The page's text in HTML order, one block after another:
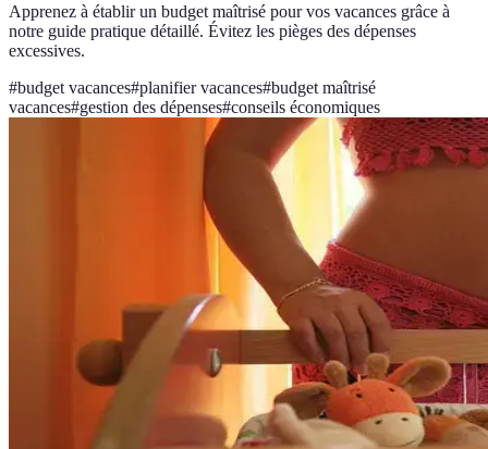
Apprenez à établir un budget maîtrisé pour vos vacances grâce à
notre guide pratique détaillé. Évitez les pièges des dépenses
excessives.
#budget vacances#planifier vacances#budget maîtrisé
vacances#gestion des dépenses#conseils économiques